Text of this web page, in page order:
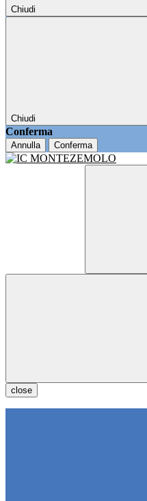
Chiudi
Chiudi
Conferma
Annulla Conferma
close